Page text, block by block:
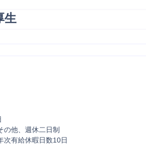
生
の他、週休二日制
次有給休暇日数10日